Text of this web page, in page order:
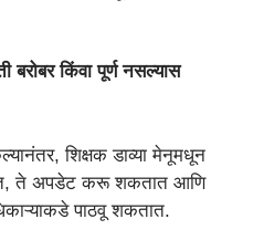
बरोबर किंवा पूर्ण नसल्यास
शिक्षक डाव्या मेनूमधून
ते अपडेट करू शकतात आणि
पाठवू शकतात.